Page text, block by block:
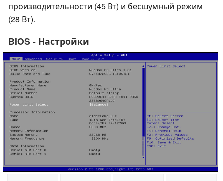
производительности (45 Вт) и бесшумный режим
(28 Вт).
BIOS - Настройки